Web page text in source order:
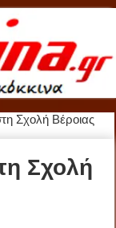
Σχολή Βέροιας
Σχολή